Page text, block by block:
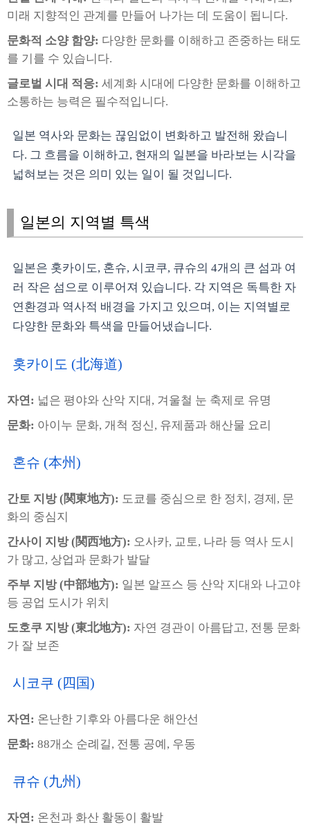
미래 지향적인 관계를 만들어 나가는 데 도움이 됩니다.
문화적 소양 함양: 다양한 문화를 이해하고 존중하는 태도
를 기를 수 있습니다.
글로벌 시대 적응: 세계화 시대에 다양한 문화를 이해하고
소통하는 능력은 필수적입니다.
일본 역사와 문화는 끊임없이 변화하고 발전해 왔습니
다. 그 흐름을 이해하고, 현재의 일본을 바라보는 시각을
넓혀보는 것은 의미 있는 일이 될 것입니다.
일본의 지역별 특색
일본은 홋카이도, 혼슈, 시코쿠, 큐슈의 4개의 큰 섬과 여
러 작은 섬으로 이루어져 있습니다. 각 지역은 독특한 자
연환경과 역사적 배경을 가지고 있으며, 이는 지역별로
다양한 문화와 특색을 만들어냈습니다.
홋카이도 (北海道)
자연: 넓은 평야와 산악 지대, 겨울철 눈 축제로 유명
문화: 아이누 문화, 개척 정신, 유제품과 해산물 요리
혼슈 (本州)
간토 지방 (関東地方): 도쿄를 중심으로 한 정치, 경제, 문
화의 중심지
간사이 지방 (関西地方): 오사카, 교토, 나라 등 역사 도시
가 많고, 상업과 문화가 발달
주부 지방 (中部地方): 일본 알프스 등 산악 지대와 나고야
등 공업 도시가 위치
도호쿠 지방 (東北地方): 자연 경관이 아름답고, 전통 문화
가 잘 보존
시코쿠 (四国)
자연: 온난한 기후와 아름다운 해안선
문화: 88개소 순례길, 전통 공예, 우동
큐슈 (九州)
자연: 온천과 화산 활동이 활발